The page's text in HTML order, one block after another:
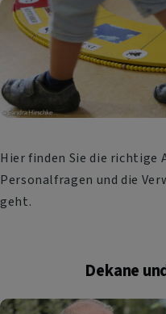
Hier finden Sie die richtige
Personalfragen und die
geht.
Dekane